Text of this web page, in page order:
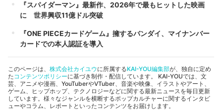
『スパイダーマン』最新作、2026年で最もヒットした映画
に 世界興収11億ドル突破
『ONE PIECEカードゲーム』擁するバンダイ、マイナンバー
カードでの本人認証を導入
このページは、 株式会社カイユウに所属するKAI-YOU編集部が、独自に定め
たコンテンツポリシーに基づき制作・配信しています。 KAI-YOUでは、文
芸、アニメや漫画、YouTuberやVTuber、音楽や映像、イラストやアート、
ゲーム、ヒップホップ、テクノロジーなどに関する最新ニュースを毎日更新
しています。様々なジャンルを横断するポップカルチャーに関するインタビ
ューやコラム、レポートといったコンテンツをお届けします。